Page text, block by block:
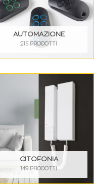
AUTOMAZIONE
215 PRODOTTI
CITOFONIA
149 PRODOTTI